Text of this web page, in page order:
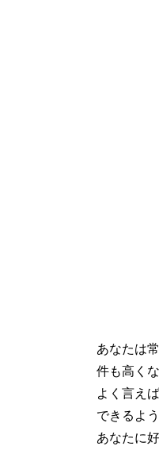
あなたは
件も高く
よく言え
できるよ
あなたに